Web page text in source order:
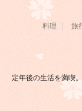
料理 旅
定年後の生活を満喫